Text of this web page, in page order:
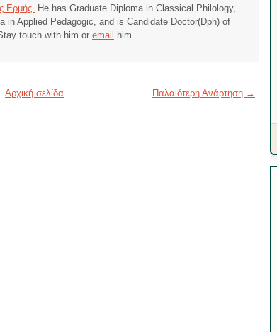
Ερμής. He has Graduate Diploma in Classical Philology,
in Applied Pedagogic, and is Candidate Doctor(Dph) of
touch with him or email him
Παλαιότερη Ανάρτηση →
Αρχική σελίδα